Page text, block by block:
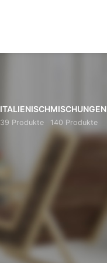
ITALIENISCH
39 Produkte
MISCHUNGEN
140 Produkte